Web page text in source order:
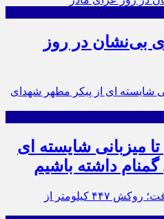
بی‌نشان در روز
میزبانی شایسته ای
داشته باشیم